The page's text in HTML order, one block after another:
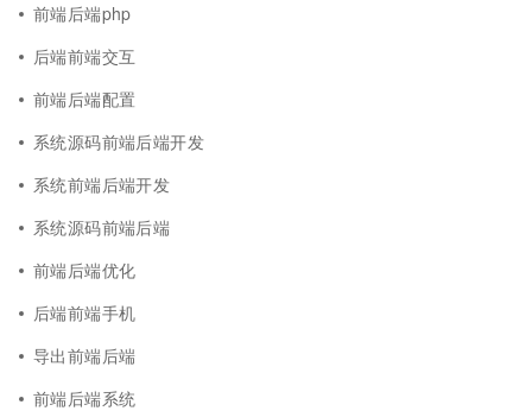
前端后端php
后端前端交互
前端后端配置
系统源码前端后端开发
系统前端后端开发
系统源码前端后端
前端后端优化
后端前端手机
导出前端后端
前端后端系统